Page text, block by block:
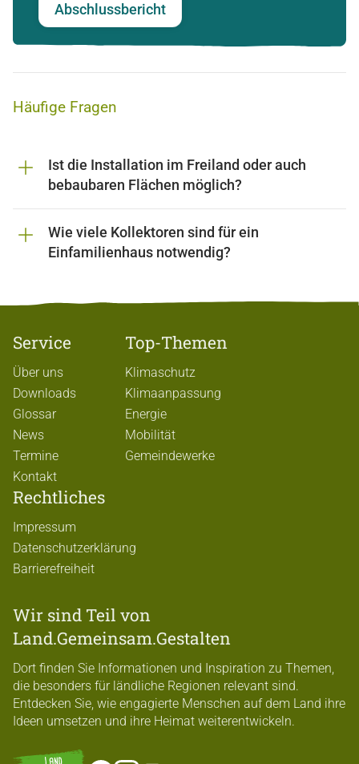
Abschlussbericht
Häufige Fragen
Ist die Installation im Freiland oder auch
bebaubaren Flächen möglich?
Wie viele Kollektoren sind für ein
Einfamilienhaus notwendig?
Service
Über uns
Downloads
Glossar
News
Termine
Kontakt
Top-Themen
Klimaschutz
Klimaanpassung
Energie
Mobilität
Gemeindewerke
Rechtliches
Impressum
Datenschutzerklärung
Barrierefreiheit
Wir sind Teil von
Land.Gemeinsam.Gestalten
Dort finden Sie Informationen und Inspiration zu Themen,
die besonders für ländliche Regionen relevant sind.
Entdecken Sie, wie engagierte Menschen auf dem Land ihre
Ideen umsetzen und ihre Heimat weiterentwickeln.